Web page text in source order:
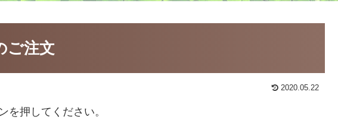
ご注文
2020.05.22
を押してください。